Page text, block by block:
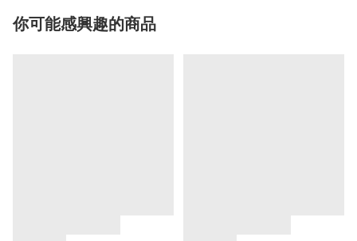
你可能感興趣的商品